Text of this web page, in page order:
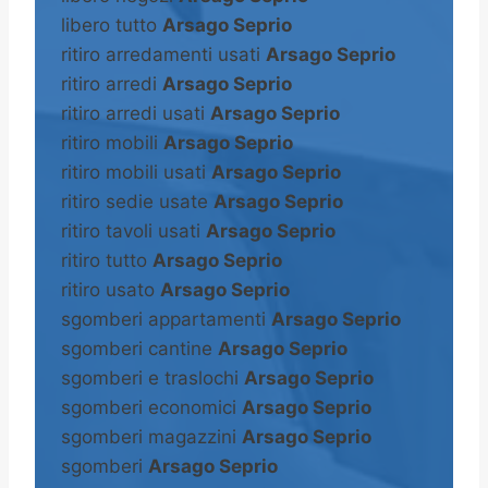
libero tutto Arsago Seprio
ritiro arredamenti usati Arsago Seprio
ritiro arredi Arsago Seprio
ritiro arredi usati Arsago Seprio
ritiro mobili Arsago Seprio
ritiro mobili usati Arsago Seprio
ritiro sedie usate Arsago Seprio
ritiro tavoli usati Arsago Seprio
ritiro tutto Arsago Seprio
ritiro usato Arsago Seprio
sgomberi appartamenti Arsago Seprio
sgomberi cantine Arsago Seprio
sgomberi e traslochi Arsago Seprio
sgomberi economici Arsago Seprio
sgomberi magazzini Arsago Seprio
sgomberi Arsago Seprio